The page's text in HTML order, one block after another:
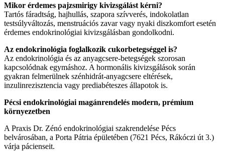
Mikor érdemes pajzsmirigy kivizsgálást kérni?
Tartós fáradtság, hajhullás, szapora szívverés, indokolatlan
testsúlyváltozás, menstruációs zavar vagy nyaki diszkomfort esetén
érdemes endokrinológiai kivizsgálásban gondolkodni.
Az endokrinológia foglalkozik cukorbetegséggel is?
Az endokrinológia és az anyagcsere-betegségek szorosan
kapcsolódnak egymáshoz. A hormonális kivizsgálások során
gyakran felmerülnek szénhidrát-anyagcsere eltérések,
inzulinrezisztencia vagy prediabéteszes állapotok is.
Pécsi endokrinológiai magánrendelés modern, prémium
környezetben
A Praxis Dr. Zénó endokrinológiai szakrendelése Pécs
belvárosában, a Porta Pátria épületében (7621 Pécs, Rákóczi út 3.)
várja pácienseit.